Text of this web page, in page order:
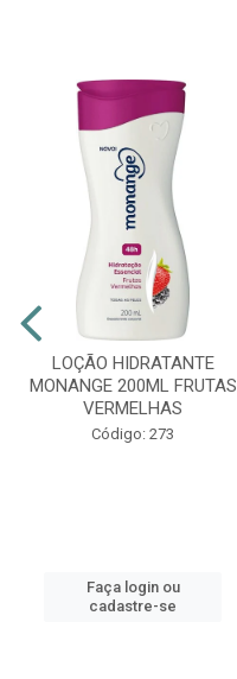
LOÇÃO HIDRATANTE
MONANGE 200ML FRUTAS
VERMELHAS
Código: 273
Faça login ou
cadastre-se